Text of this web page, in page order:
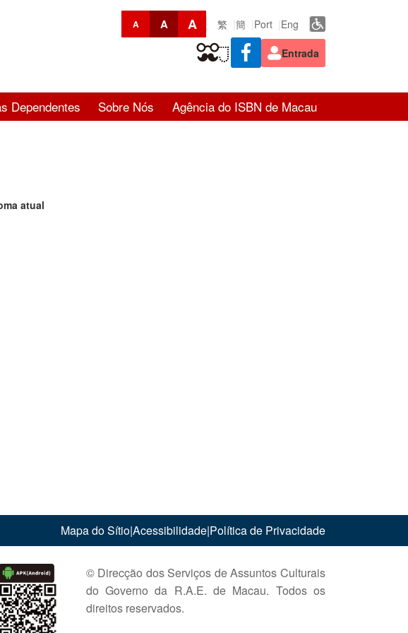
A A A 繁 簡 Port Eng
Entrada
Dependentes Sobre Nós Agência do ISBN de Macau
atual
Mapa do Sítio|Acessibilidade|Política de Privacidade
© Direcção dos Serviços de Assuntos Culturais
do Governo da R.A.E. de Macau. Todos os
direitos reservados.